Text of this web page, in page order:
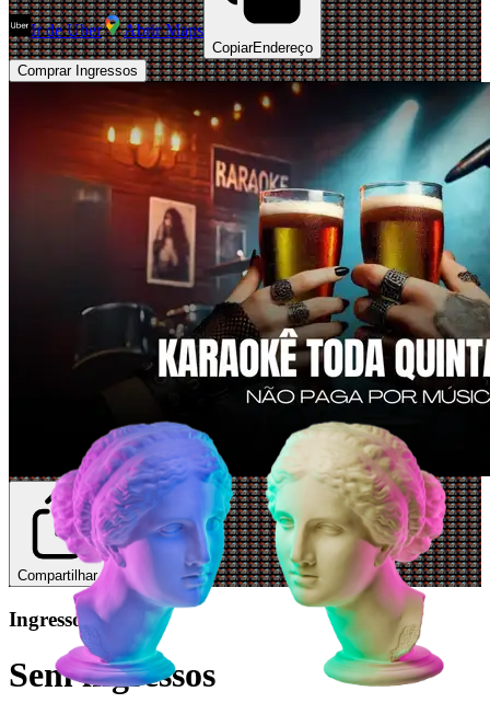
Ir de Uber Abrir Maps
CopiarEndereço
Comprar Ingressos
Compartilhar
Ingressos
Sem ingressos